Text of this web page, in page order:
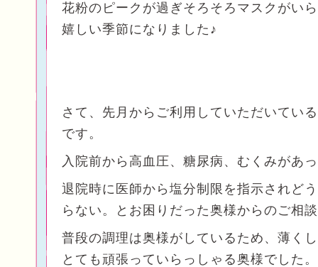
花粉のピークが過ぎそろそろマスクがい
嬉しい季節になりました♪
さて、先月からご利用していただいてい
です。
入院前から高血圧、糖尿病、むくみがあ
退院時に医師から塩分制限を指示されど
らない。とお困りだった奥様からのご相
普段の調理は奥様がしているため、薄く
とても頑張っていらっしゃる奥様でした。